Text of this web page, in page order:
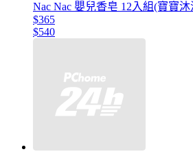
Nac Nac 嬰兒香皂 12入組(寶寶
$365
$540